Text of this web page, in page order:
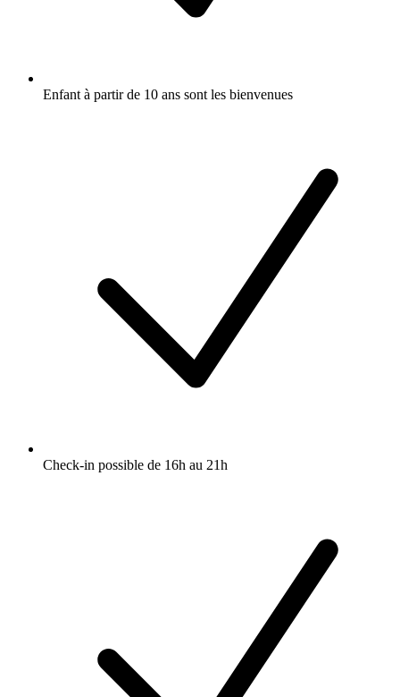
Enfant à partir de 10 ans sont les bienvenues
Check-in possible de 16h au 21h